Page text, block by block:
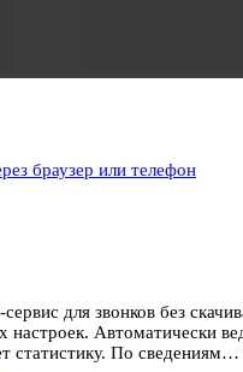
браузер или телефон
для звонков без
Автоматически
статистику. По сведениям